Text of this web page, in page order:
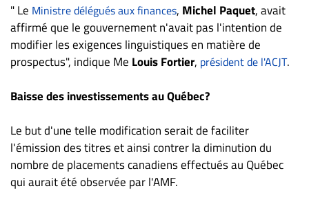
" Le Ministre délégués aux finances, Michel Paquet, avait
affirmé que le gouvernement n'avait pas l'intention de
modifier les exigences linguistiques en matière de
prospectus", indique Me Louis Fortier, président de l'ACJT.
Baisse des investissements au Québec?
Le but d'une telle modification serait de faciliter
l'émission des titres et ainsi contrer la diminution du
nombre de placements canadiens effectués au Québec
qui aurait été observée par l'AMF.